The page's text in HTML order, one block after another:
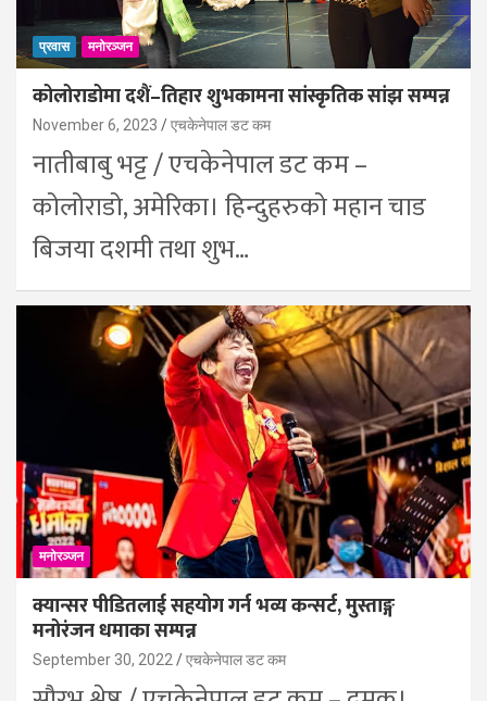
प्रवास मनोरञ्जन
कोलोराडोमा दशैं–तिहार शुभकामना सांस्कृतिक सांझ सम्पन्न
November 6, 2023 एचकेनेपाल डट कम
नातीबाबु भट्ट / एचकेनेपाल डट कम –
कोलोराडो, अमेरिका। हिन्दुहरुको महान चाड
बिजया दशमी तथा शुभ…
मनोरञ्जन
क्यान्सर पीडितलाई सहयोग गर्न भव्य कन्सर्ट, मुस्ताङ्ग
मनोरंजन धमाका सम्पन्न
September 30, 2022 एचकेनेपाल डट कम